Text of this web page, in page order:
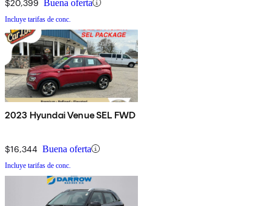
$20,399 Buena oferta
Incluye tarifas de conc.
2023 Hyundai Venue SEL FWD
$16,344 Buena oferta
Incluye tarifas de conc.